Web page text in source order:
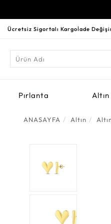
Ücretsiz Sigortalı Kargoİade
Pırlanta Altın
ANASAYFA Altın